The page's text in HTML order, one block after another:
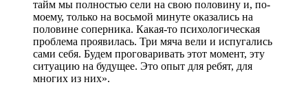
тайм мы полностью сели на свою половину и, по-
моему, только на восьмой минуте оказались на
половине соперника. Какая-то психологическая
проблема проявилась. Три мяча вели и испугались
сами себя. Будем проговаривать этот момент, эту
ситуацию на будущее. Это опыт для ребят, для
многих из них».